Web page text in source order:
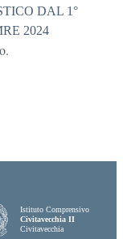
DAL 1°
2024
Istituto Comprensivo
Civitavecchia II
Civitavecchia